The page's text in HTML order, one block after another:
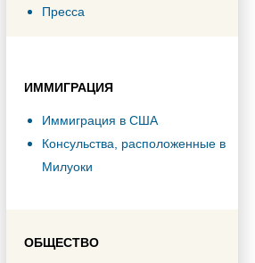
Пресса
ИММИГРАЦИЯ
Иммиграция в США
Консульства, расположенные в
Милуоки
ОБЩЕСТВО